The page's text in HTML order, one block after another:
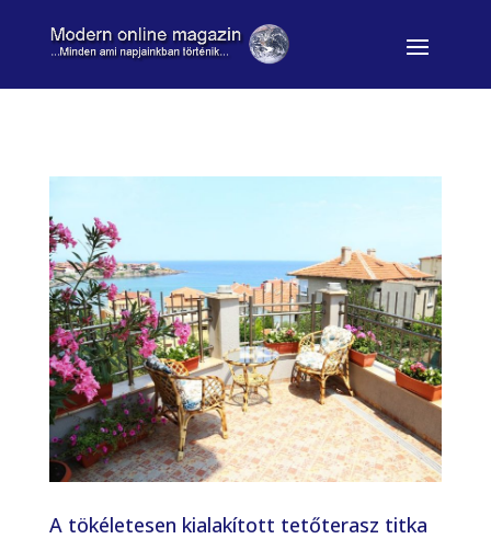
A tökéletesen kialakított tetőterasz titka